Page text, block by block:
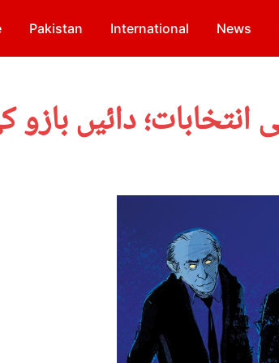
Pakistan International News